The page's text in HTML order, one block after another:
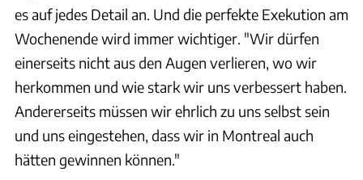
es auf jedes Detail an. Und die perfekte Exekution am
Wochenende wird immer wichtiger. "Wir dürfen
einerseits nicht aus den Augen verlieren, wo wir
herkommen und wie stark wir uns verbessert haben.
Andererseits müssen wir ehrlich zu uns selbst sein
und uns eingestehen, dass wir in Montreal auch
hätten gewinnen können."